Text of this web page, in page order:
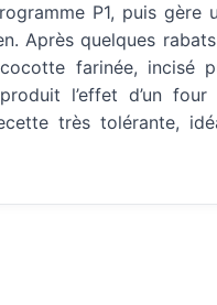
P1, puis gère
Après quelques
farinée, incisé
l’effet d’un four
très tolérante,